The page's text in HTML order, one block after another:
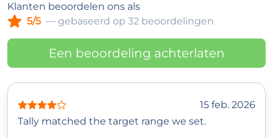
Klanten beoordelen ons als
5/5 — gebaseerd op 32 beoordelingen
Een beoordeling achterlaten
15 feb. 2026
Tally matched the target range we set.